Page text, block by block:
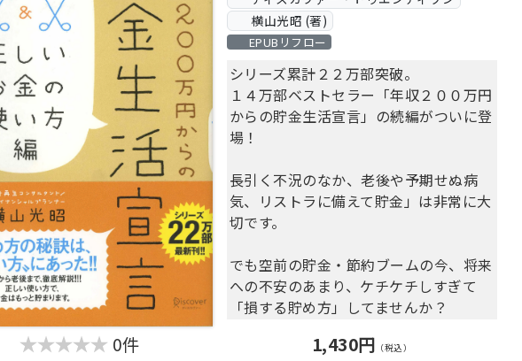
の3種類！
・貯金中に「自分との小さな約束」をし
てみる
3:習慣化する
・貯金のコツは絶対にブレない軸を持つ
こと！
・プログラム終了後に行う4つのことと
は？
ほか、一生モノの貯金力が身につくメソ
ッドを
1冊の漫画に凝縮しました。
＜あらすじ＞
主人公・咲良は貯金ができず、悩んでい
0件
横山光昭 (著)
EPUBリフロー
シリーズ累計２２万部突破。
１４万部ベストセラー「年収２００万円
からの貯金生活宣言」の続編がついに登
場！
長引く不況のなか、老後や予期せぬ病
気、リストラに備えて貯金」は非常に大
切です。
でも空前の貯金・節約ブームの今、将来
への不安のあまり、ケチケチしすぎて
「損する貯め方」してませんか？
と「節約疲れ」してませんか？
1,430円 （税込）